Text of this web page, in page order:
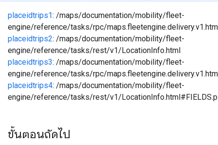
placeidtrips1: /maps/documentation/mobility/fleet-
engine/reference/tasks/rpc/
placeidtrips2: /maps/documentation/mobility/fleet-
engine/reference/tasks/rest/v1/LocationInfo.html
placeidtrips3: /maps/documentation/mobility/fleet-
engine/reference/tasks/rpc/
placeidtrips4: /maps/documentation/mobility/fleet-
engine/reference/tasks/rest/v1/
ขั้นตอนถัดไป